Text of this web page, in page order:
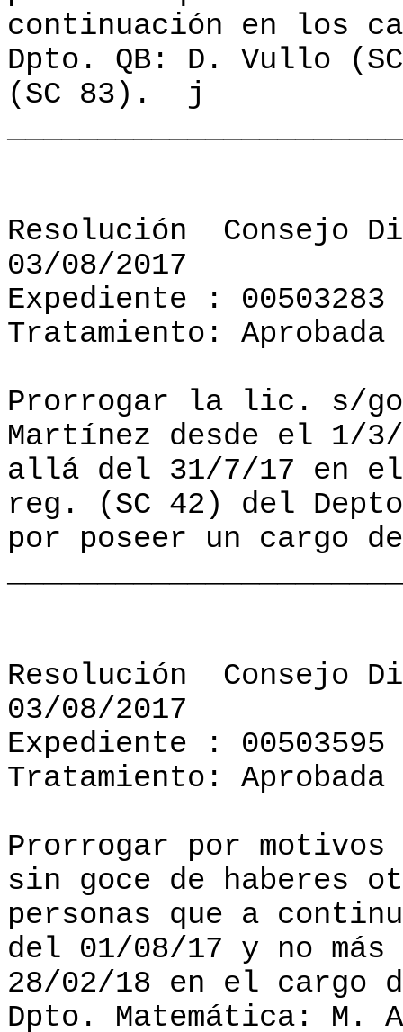
continuación en los
Dpto. QB: D. Vullo
(SC 83).
j
Resolución
Consejo
03/08/2017
Expediente : 00503283
Tratamiento: Aprobada
Prorrogar la lic. s/
Martínez desde el 1/3/
allá del 31/7/17 en el
reg. (SC 42) del
por poseer un cargo
Resolución
Consejo
03/08/2017
Expediente : 00503595
Tratamiento: Aprobada
Prorrogar por
sin goce de haberes
personas que a
del 01/08/17 y no
28/02/18 en el cargo
Dpto. Matemática: M.